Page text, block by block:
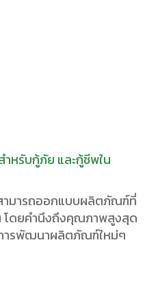
หรับกู้ภัย และกู้ชีพใน
ามารถออกแบบผลิตภัณฑ์ที่
โดยคำนึงถึงคุณภาพสูงสุด
ารพัฒนาผลิตภัณฑ์ใหม่ๆ